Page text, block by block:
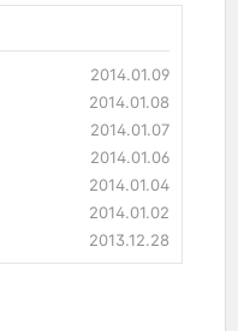
2014.01.09
2014.01.08
2014.01.07
2014.01.06
2014.01.04
2014.01.02
2013.12.28